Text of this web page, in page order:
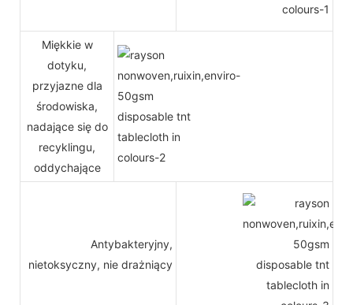
Miękkie w
dotyku,
przyjazne dla
środowiska,
nadające się do
recyklingu,
oddychające
Antybakteryjny,
nietoksyczny, nie drażniący